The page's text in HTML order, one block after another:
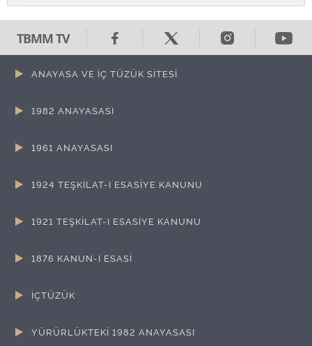
TBMM TV
ANAYASA VE İÇ TÜZÜK SİTESİ
1982 ANAYASASI
GENEL BİLGİLER
METİN VE DEĞİŞİKLİK BİLGİLERİ
1961 ANAYASASI
GENEL BİLGİLER
METİN VE DEĞİŞİKLİK BİLGİLERİ
1924 TEŞKİLAT-I ESASİYE KANUNU
GENEL BİLGİLER
METİN VE DEĞİŞİKLİK BİLGİLERİ
1921 TEŞKİLAT-I ESASİYE KANUNU
GENEL BİLGİLER
METİN VE DEĞİŞİKLİK BİLGİLERİ
1876 KANUN-I ESASİ
GENEL BİLGİLER
METİN VE DEĞİŞİKLİK BİLGİLERİ
İÇTÜZÜK
YÜRÜRLÜKTEKİ 1982 ANAYASASI